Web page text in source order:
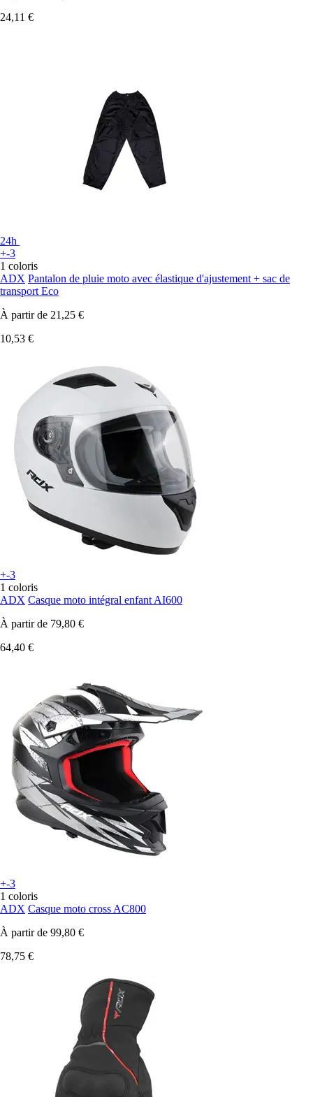
24,11 €
24h
+-3
1 coloris
ADX Pantalon de pluie moto avec élastique d'ajustement + sac de
transport Eco
À partir de 21,25 €
10,53 €
+-3
1 coloris
ADX Casque moto intégral enfant AI600
À partir de 79,80 €
64,40 €
+-3
1 coloris
ADX Casque moto cross AC800
À partir de 99,80 €
78,75 €